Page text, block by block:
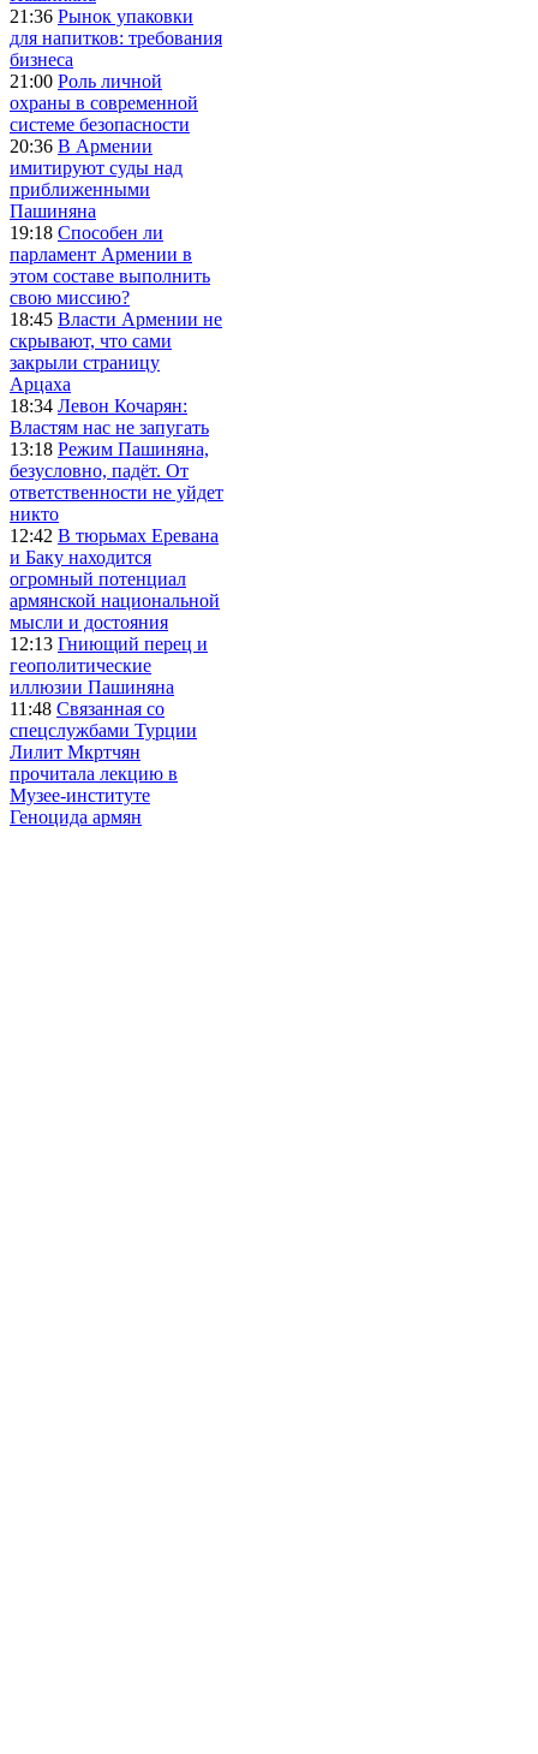
21:36 Рынок упаковки
для напитков: требования
бизнеса
21:00 Роль личной
охраны в современной
системе безопасности
20:36 В Армении
имитируют суды над
приближенными
Пашиняна
19:18 Способен ли
парламент Армении в
этом составе выполнить
свою миссию?
18:45 Власти Армении не
скрывают, что сами
закрыли страницу
Арцаха
18:34 Левон Кочарян:
Властям нас не запугать
13:18 Режим Пашиняна,
безусловно, падёт. От
ответственности не уйдет
никто
12:42 В тюрьмах Еревана
и Баку находится
огромный потенциал
армянской национальной
мысли и достояния
12:13 Гниющий перец и
геополитические
иллюзии Пашиняна
11:48 Связанная со
спецслужбами Турции
Лилит Мкртчян
прочитала лекцию в
Музее-институте
Геноцида армян